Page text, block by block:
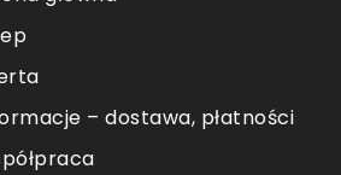
– dostawa, płatności